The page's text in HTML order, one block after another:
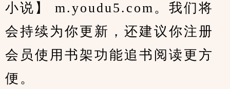
小说】 m.youdu5.com。我们将
会持续为你更新，还建议你注册
会员使用书架功能追书阅读更方
便。